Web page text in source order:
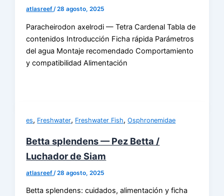
atlasreef/28 agosto, 2025
Paracheirodon axelrodi — Tetra Cardenal Tabla de
contenidos Introducción Ficha rápida Parámetros
del agua Montaje recomendado Comportamiento
y compatibilidad Alimentación
es, Freshwater, Freshwater Fish,Osphronemidae
Betta splendens — Pez Betta /
Luchador de Siam
atlasreef /28 agosto, 2025
Betta splendens: cuidados, alimentación y ficha